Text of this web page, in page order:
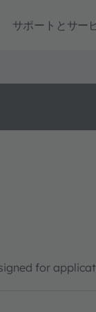
サポートとサー
for